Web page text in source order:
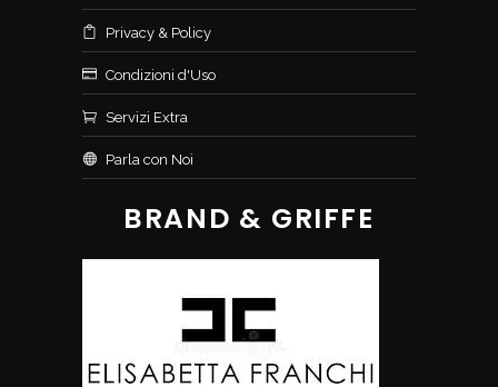
Privacy & Policy
Condizioni d'Uso
Servizi Extra
Parla con Noi
BRAND & GRIFFE